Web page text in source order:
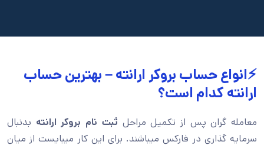
⚡انواع حساب بروکر ارانته – بهترین حساب
ارانته کدام است؟
معامله گران پس از تکمیل مراحل ثبت نام بروکر ارانته بدنبال
سرمایه گذاری در فارکس میباشند. برای این کار میبایست از میان